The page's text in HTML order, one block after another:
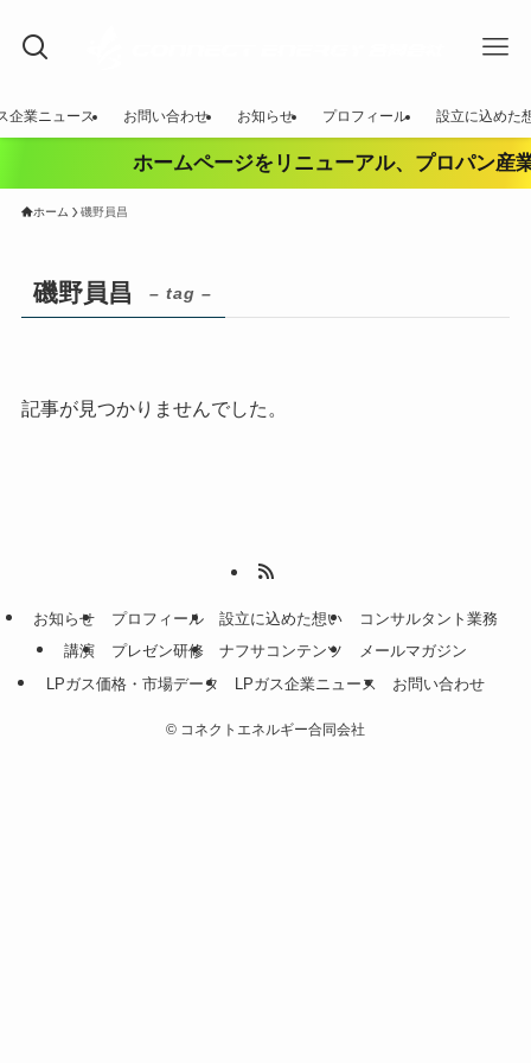
企業ニュース お問い合わせ お知らせ プロフィール 設立に込めた
ホームページをリニューアル、プロパン産
ホーム 磯野員昌
磯野員昌 – tag –
記事が見つかりませんでした。
お知らせ プロフィール 設立に込めた想い
コンサルタント業務
講演
プレゼン研修 ナフサコンテンツ
メールマガジン
LPガス価格・市場データ
LPガス企業ニュース お問い合わせ
© コネクトエネルギー合同会社